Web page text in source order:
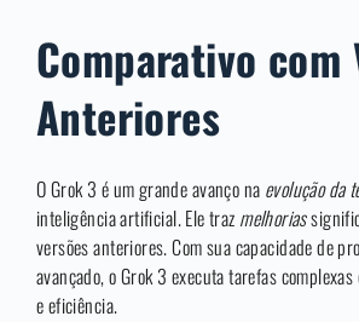
Comparativo com
Anteriores
O Grok 3 é um grande avanço na evolução da
inteligência artificial. Ele traz melhorias
versões anteriores. Com sua capacidade de
avançado, o Grok 3 executa tarefas
e eficiência.